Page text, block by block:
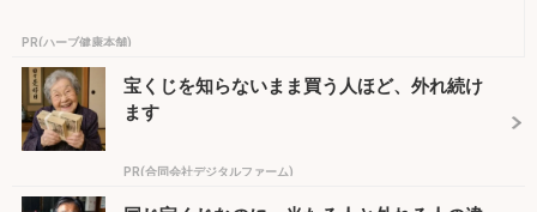
PR(ハーブ健康本舗)
宝くじを知らないまま買う人ほど、外れ続け
ます
PR(合同会社デジタルファーム)